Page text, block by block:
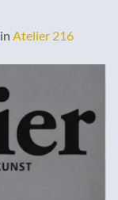
in Atelier 216